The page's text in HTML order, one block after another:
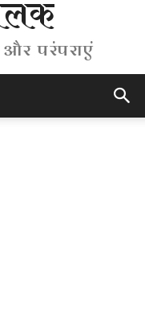
परंपराएं